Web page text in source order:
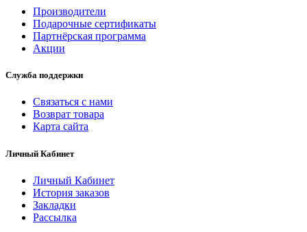
Производители
Подарочные сертификаты
Партнёрская программа
Акции
Служба поддержки
Связаться с нами
Возврат товара
Карта сайта
Личный Кабинет
Личный Кабинет
История заказов
Закладки
Рассылка